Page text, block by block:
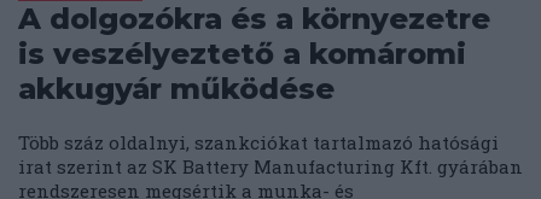
A dolgozókra és a környezetre
is veszélyeztető a komáromi
akkugyár működése
Több száz oldalnyi, szankciókat tartalmazó hatósági
irat szerint az SK Battery Manufacturing Kft. gyárában
rendszeresen megsértik a munka- és